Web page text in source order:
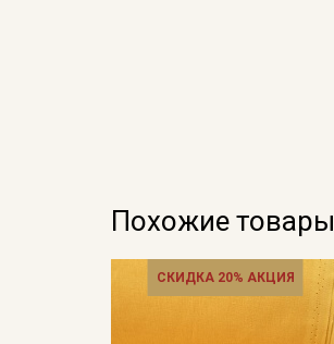
Похожие товары
СКИДКА 20% АКЦИЯ